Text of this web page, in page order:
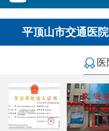
平顶山市交通医
小李：
医院环境不错，就是人
不然排队都要排好久…